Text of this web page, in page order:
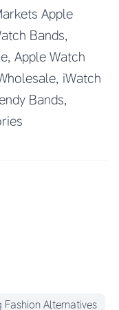
Apple
Bands,
Apple Watch
iWatch
Bands,
Fashion Alternatives